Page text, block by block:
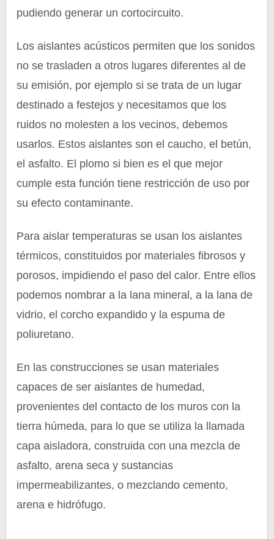
pudiendo generar un cortocircuito.
Los aislantes acústicos permiten que los sonidos
no se trasladen a otros lugares diferentes al de
su emisión, por ejemplo si se trata de un lugar
destinado a festejos y necesitamos que los
ruidos no molesten a los vecinos, debemos
usarlos. Estos aislantes son el caucho, el betún,
el asfalto. El plomo si bien es el que mejor
cumple esta función tiene restricción de uso por
su efecto contaminante.
Para aislar temperaturas se usan los aislantes
térmicos, constituidos por materiales fibrosos y
porosos, impidiendo el paso del calor. Entre ellos
podemos nombrar a la lana mineral, a la lana de
vidrio, el corcho expandido y la espuma de
poliuretano.
En las construcciones se usan materiales
capaces de ser aislantes de humedad,
provenientes del contacto de los muros con la
tierra húmeda, para lo que se utiliza la llamada
capa aisladora, construida con una mezcla de
asfalto, arena seca y sustancias
impermeabilizantes, o mezclando cemento,
arena e hidrófugo.